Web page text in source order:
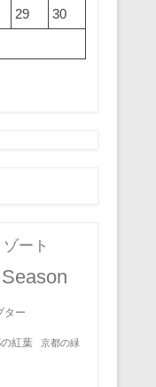
29
30
ート
ター
紅葉 京都の緑